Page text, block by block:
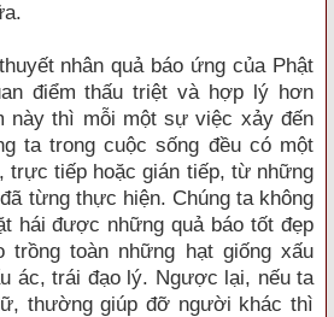
nhân quả báo ứng của Phật
điểm thấu triệt và hợp lý hơn
này thì mỗi một sự việc xảy đến
ta trong cuộc sống đều có một
trực tiếp hoặc gián tiếp, từ những
từng thực hiện. Chúng ta không
hái được những quả báo tốt đẹp
trồng toàn những hạt giống xấu
ác, trái đạo lý. Ngược lại, nếu ta
thường giúp đỡ người khác thì